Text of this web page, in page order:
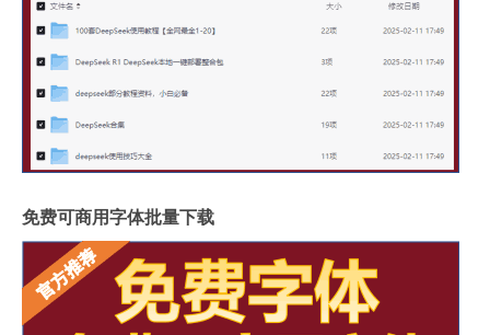
免费可商用字体批量下载